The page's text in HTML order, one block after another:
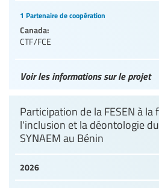
1 Partenaire de coopération
Canada:
CTF/FCE
Voir les informations sur le projet
2026
Participation de la FESEN à
l'inclusion et la déontologie
SYNAEM au Bénin